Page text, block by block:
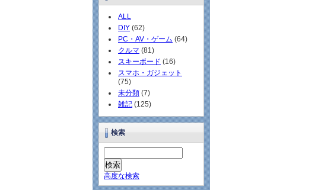
ALL
DIY (62)
PC・AV・ゲーム (64)
クルマ (81)
スキーボード (16)
スマホ・ガジェット
(75)
未分類 (7)
雑記 (125)
検索
高度な検索